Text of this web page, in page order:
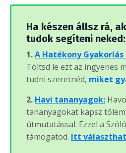
Ha készen állsz rá,
tudok segíteni neked:
1.A Hatékony
Töltsd le ezt az ingyenes
tudni szeretnéd, miket
2. Havi tananyagok:
tananyagokat kapsz
útmutatással. Ezzel a
támogatod. Itt